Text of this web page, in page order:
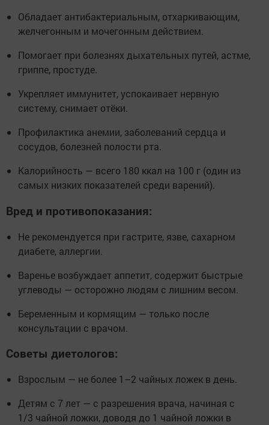
Обладает антибактериальным, отхаркивающим,
желчегонным и мочегонным действием.
Помогает при болезнях дыхательных путей, астме,
гриппе, простуде.
Укрепляет иммунитет, успокаивает нервную
систему, снимает отёки.
Профилактика анемии, заболеваний сердца и
сосудов, болезней полости рта.
Калорийность — всего 180 ккал на 100 г (один из
самых низких показателей среди варений).
Вред и противопоказания:
Не рекомендуется при гастрите, язве, сахарном
диабете, аллергии.
Варенье возбуждает аппетит, содержит быстрые
углеводы — осторожно людям с лишним весом.
Беременным и кормящим — только после
консультации с врачом.
Советы диетологов:
Взрослым — не более 1–2 чайных ложек в день.
Детям с 7 лет — с разрешения врача, начиная с
1/3 чайной ложки, доводя до 1 чайной ложки в